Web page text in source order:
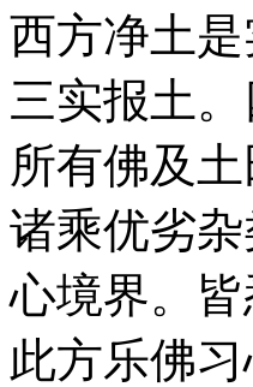
西方净土
三实报土
所有佛及
诸乘优劣
心境界。
此方乐佛